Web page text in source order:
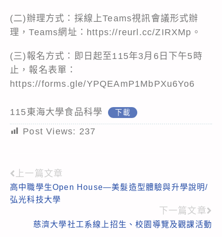
(二)辦理方式：採線上Teams視訊會議形式辦
理，Teams網址：https://reurl.cc/ZIRXMp。
(三)報名方式：即日起至115年3月6日下午5時
止，報名表單：
https://forms.gle/YPQEAmP1MbPXu6Yo6
115東海大學食品科學 下載
Post Views: 237
Read
more
上一篇文章
高中職學生Open House—美髮造型體驗與升學說明/
弘光科技大學
下一篇文章
慈濟大學社工系線上招生、校園導覽及觀課活動